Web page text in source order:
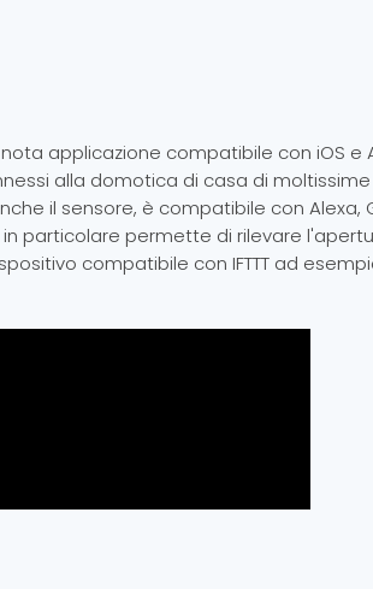
applicazione compatibile con iOS e
alla domotica di casa di
il sensore, è compatibile con Alexa,
in particolare permette di rilevare
compatibile con IFTTT ad